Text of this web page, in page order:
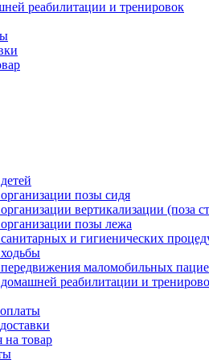
реабилитации и тренировок
позы сидя
вертикализации (поза
позы лежа
и гигиенических
маломобильных
реабилитации и
на товар